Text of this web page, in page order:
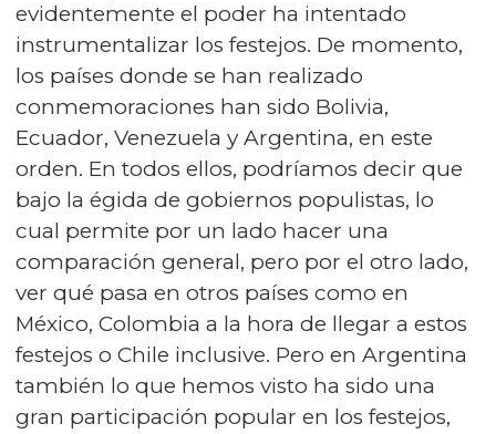
evidentemente el poder ha intentado
instrumentalizar los festejos. De momento,
los países donde se han realizado
conmemoraciones han sido Bolivia,
Ecuador, Venezuela y Argentina, en este
orden. En todos ellos, podríamos decir que
bajo la égida de gobiernos populistas, lo
cual permite por un lado hacer una
comparación general, pero por el otro lado,
ver qué pasa en otros países como en
México, Colombia a la hora de llegar a estos
festejos o Chile inclusive. Pero en Argentina
también lo que hemos visto ha sido una
gran participación popular en los festejos,